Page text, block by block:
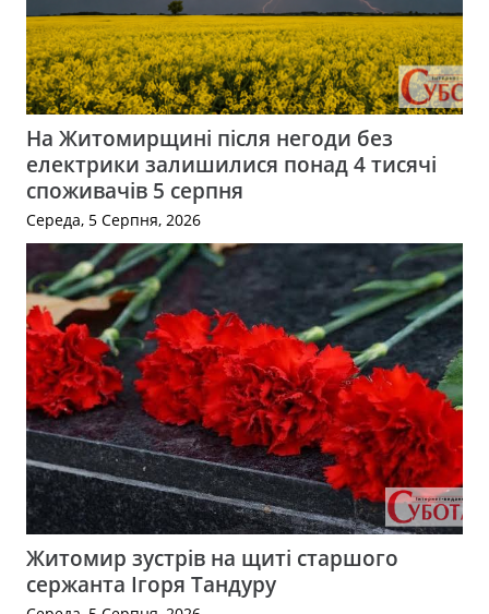
На Житомирщині після негоди без
електрики залишилися понад 4 тисячі
споживачів 5 серпня
Середа, 5 Серпня, 2026
Житомир зустрів на щиті старшого
сержанта Ігоря Тандуру